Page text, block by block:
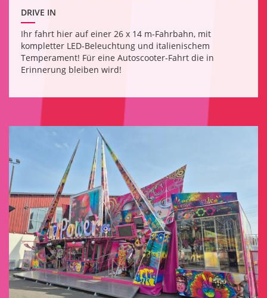
DRIVE IN
Ihr fahrt hier auf einer 26 x 14 m-Fahrbahn, mit
kompletter LED-Beleuchtung und italienischem
Temperament! Für eine Autoscooter-Fahrt die in
Erinnerung bleiben wird!